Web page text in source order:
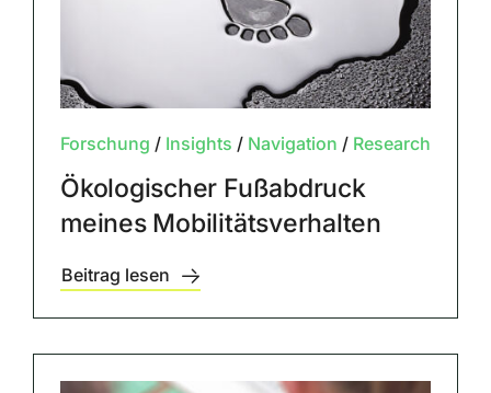
Forschung / Insights / Navigation / Research
Ökologischer Fußabdruck
meines Mobilitätsverhalten
Beitrag lesen